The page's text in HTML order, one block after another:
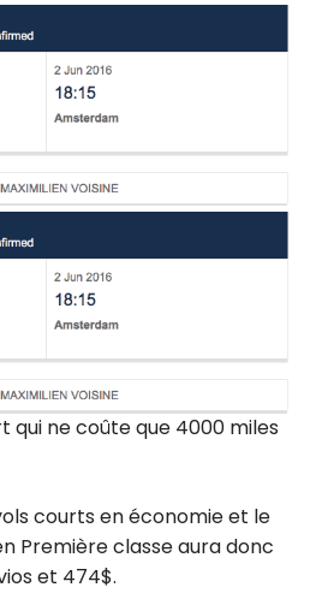
qui ne coûte que 4000 miles
courts en économie et le
Première classe aura donc
et 474$.